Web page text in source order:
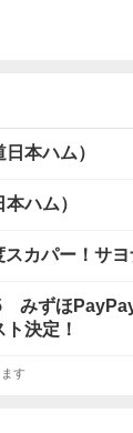
本ハム）
ハム）
カパー！サヨ
みずほ
決定！
す